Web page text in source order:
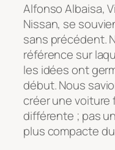
Alfonso Albaisa,
Nissan, se
sans précédent.
référence sur
les idées ont
début. Nous
créer une
différente ; pas
plus compacte